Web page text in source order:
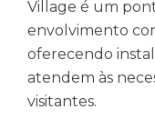
Village é um
envolvimento
oferecendo
atendem às
visitantes.